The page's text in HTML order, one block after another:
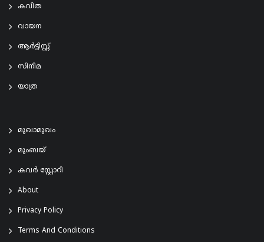
കവിത
വായന
ആര്‍ട്ടിസ്റ്റ്
സിനിമ
യാത്ര
മുഖാമുഖം
മുംബയ്
കവർ സ്റ്റോറി
About
Privacy Policy
Terms And Conditions